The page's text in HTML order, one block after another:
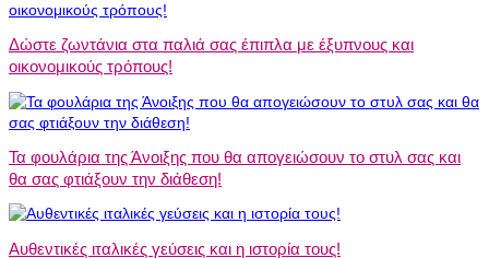
Δώστε ζωντάνια στα παλιά σας έπιπλα με έξυπνους και
οικονομικούς τρόπους!
Τα φουλάρια της Άνοιξης που θα απογειώσουν το στυλ σας και
θα σας φτιάξουν την διάθεση!
Αυθεντικές ιταλικές γεύσεις και η ιστορία τους!